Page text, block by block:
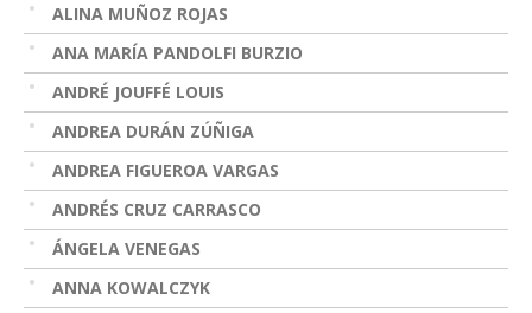
ALINA MUÑOZ ROJAS
ANA MARÍA PANDOLFI BURZIO
ANDRÉ JOUFFÉ LOUIS
ANDREA DURÁN ZÚÑIGA
ANDREA FIGUEROA VARGAS
ANDRÉS CRUZ CARRASCO
ÁNGELA VENEGAS
ANNA KOWALCZYK